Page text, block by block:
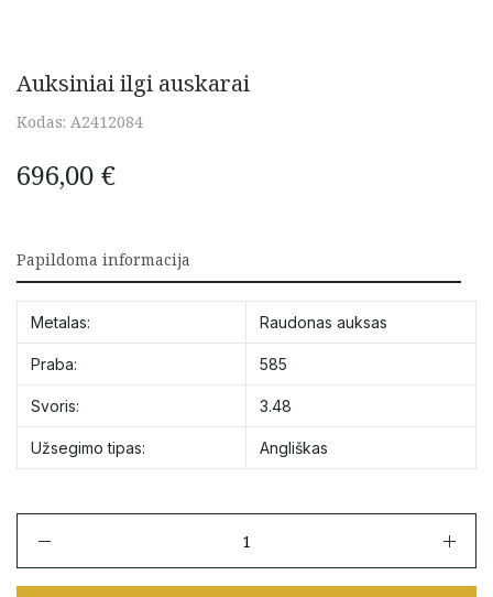
Auksiniai ilgi auskarai
Kodas: A2412084
696,00 €
Papildoma informacija
Metalas: Raudonas auksas
Praba: 585
Svoris: 3.48
Užsegimo tipas: Angliškas
Auksiniai